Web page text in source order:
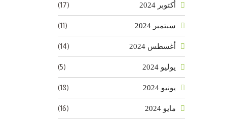
أكتوبر 2024 (17)
سبتمبر 2024 (11)
أغسطس 2024 (14)
يوليو 2024 (5)
يونيو 2024 (18)
مايو 2024 (16)